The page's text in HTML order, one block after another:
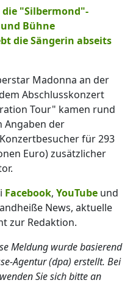
"Silbermond"-
Bühne
die Sängerin abseits
Madonna an der
Abschlusskonzert
Tour" kamen rund
Angaben der
für 293
Euro) zusätzlicher
Facebook, YouTube und
News, aktuelle
zur Redaktion.
Meldung wurde basierend
Agentur (dpa) erstellt. Bei
Sie sich bitte an